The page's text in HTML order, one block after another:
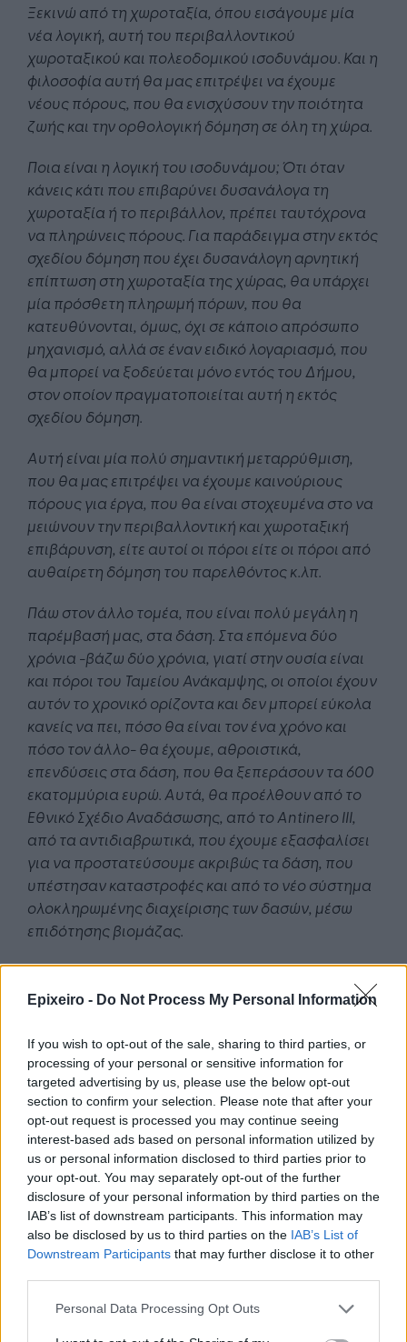
Epixeiro - Do Not Process My Personal Information
If you wish to opt-out of the sale, sharing to third parties, or
processing of your personal or sensitive information for
targeted advertising by us, please use the below opt-out
section to confirm your selection. Please note that after your
opt-out request is processed you may continue seeing
interest-based ads based on personal information utilized by
us or personal information disclosed to third parties prior to
your opt-out. You may separately opt-out of the further
disclosure of your personal information by third parties on the
IAB’s list of downstream participants. This information may
also be disclosed by us to third parties on the IAB’s List of
Downstream Participants that may further disclose it to other
Personal Data Processing Opt Outs
Ξεκινώ από τη χωροταξία, όπου εισάγουμε μία
νέα λογική, αυτή του περιβαλλοντικού
χωροταξικού και πολεοδομικού ισοδυνάμου. Και η
φιλοσοφία αυτή θα μας επιτρέψει να έχουμε
νέους πόρους, που θα ενισχύσουν την ποιότητα
ζωής και την ορθολογική δόμηση σε όλη τη χώρα.
Ποια είναι η λογική του ισοδυνάμου; Ότι όταν
κάνεις κάτι που επιβαρύνει δυσανάλογα τη
χωροταξία ή το περιβάλλον, πρέπει ταυτόχρονα
να πληρώνεις πόρους. Για παράδειγμα στην εκτός
σχεδίου δόμηση που έχει δυσανάλογη αρνητική
επίπτωση στη χωροταξία της χώρας, θα υπάρχει
μία πρόσθετη πληρωμή πόρων, που θα
κατευθύνονται, όμως, όχι σε κάποιο απρόσωπο
μηχανισμό, αλλά σε έναν ειδικό λογαριασμό, που
θα μπορεί να ξοδεύεται μόνο εντός του Δήμου,
στον οποίον πραγματοποιείται αυτή η εκτός
σχεδίου δόμηση.
Αυτή είναι μία πολύ σημαντική μεταρρύθμιση,
που θα μας επιτρέψει να έχουμε καινούριους
πόρους για έργα, που θα είναι στοχευμένα στο να
μειώνουν την περιβαλλοντική και χωροταξική
επιβάρυνση, είτε αυτοί οι πόροι είτε οι πόροι από
αυθαίρετη δόμηση του παρελθόντος κ.λπ.
Πάω στον άλλο τομέα, που είναι πολύ μεγάλη η
παρέμβασή μας, στα δάση. Στα επόμενα δύο
χρόνια -βάζω δύο χρόνια, γιατί στην ουσία είναι
και πόροι του Ταμείου Ανάκαμψης, οι οποίοι έχουν
αυτόν το χρονικό ορίζοντα και δεν μπορεί εύκολα
κανείς να πει, πόσο θα είναι τον ένα χρόνο και
πόσο τον άλλο- θα έχουμε, αθροιστικά,
επενδύσεις στα δάση, που θα ξεπεράσουν τα 600
εκατομμύρια ευρώ. Αυτά, θα προέλθουν από το
Εθνικό Σχέδιο Αναδάσωσης, από το Antinero ΙΙΙ,
από τα αντιδιαβρωτικά, που έχουμε εξασφαλίσει
για να προστατεύσουμε ακριβώς τα δάση, που
υπέστησαν καταστροφές και από το νέο σύστημα
ολοκληρωμένης διαχείρισης των δασών, μέσω
επιδότησης βιομάζας.
Αυτό το ποσό, 300 εκατομμύρια το χρόνο, που
αφορά αποκλειστικά στην προστασία των δασών,
Για να καταλάβετε τα ποσά που δίναμε μέχρι το
2019 - 2020, βάζω και τα πρώτα χρόνια τα δικά
μας, για να είμαι απολύτως έντιμος, ήταν της
τάξεως των 30 εκατομμυρίων.
Μιλάμε, λοιπόν, για δεκαπλασιασμό των πόρων
που πηγαίνουν για την προστασία των δασών, των
επενδυτικών πόρων, γιατί το 2024 θα έχουμε και
τις 500 προσλήψεις μονίμων για πρώτη φορά και
1.200 εποχικές προσλήψεις ακόμη.
νερό. Ο στόχος είναι στο νερό να επενδύσουμε